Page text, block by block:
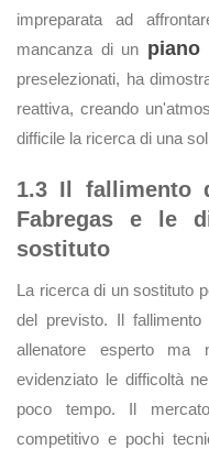
impreparata ad
mancanza di un piano
preselezionati, ha
reattiva, creando
difficile la ricerca di una
1.3 Il fallimento
Fabregas e le
sostituto
La ricerca di un sostituto
del previsto. Il
allenatore esperto ma
evidenziato le difficoltà
poco tempo. Il
competitivo e pochi